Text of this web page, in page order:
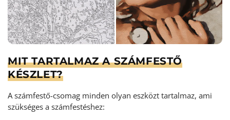
MIT TARTALMAZ A SZÁMFESTŐ
KÉSZLET?
A számfestő-csomag minden olyan eszközt tartalmaz, ami
szükséges a számfestéshez: